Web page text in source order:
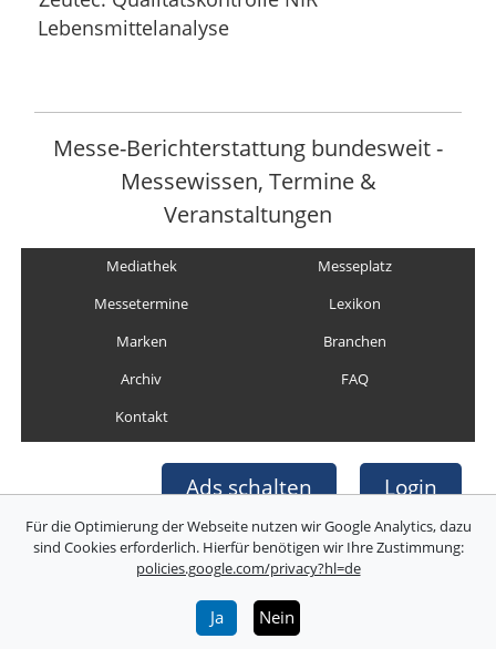
Lebensmittelanalyse
Messe-Berichterstattung bundesweit -
Messewissen, Termine &
Veranstaltungen
Mediathek
Messeplatz
Messetermine
Lexikon
Marken
Branchen
Archiv
FAQ
Kontakt
Ads schalten Login
Copyright © Deutsche Messefilm & Medien GmbH
Folgen Sie uns:
Impressum AGB
Für die Optimierung der Webseite nutzen wir Google Analytics, dazu
sind Cookies erforderlich. Hierfür benötigen wir Ihre Zustimmung:
policies.google.com/privacy?hl=de
Ja Nein